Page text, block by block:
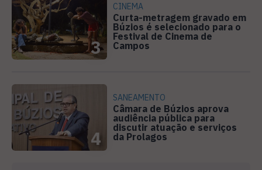
3
CINEMA
Curta-metragem gravado em
Búzios é selecionado para o
Festival de Cinema de
Campos
4
SANEAMENTO
Câmara de Búzios aprova
audiência pública para
discutir atuação e serviços
da Prolagos